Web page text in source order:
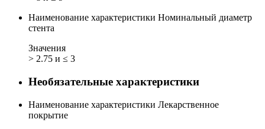
Наименование характеристики Номинальный диаметр
стента
Значения
> 2.75 и ≤ 3
Необязательные характеристики
Наименование характеристики Лекарственное
покрытие